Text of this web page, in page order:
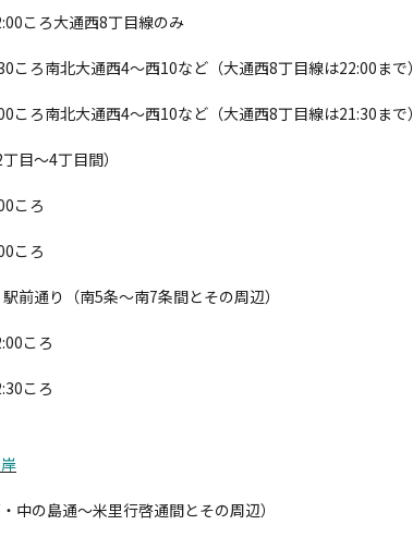
ころ大通西8丁目線のみ
ころ南北大通西4～西10など（大通西8丁目線は22:00まで）
ころ南北大通西4～西10など（大通西8丁目線は21:30まで）
目～4丁目間）
ころ
ころ
前通り（南5条～南7条間とその周辺）
ころ
ころ
中の島通～米里行啓通間とその周辺）